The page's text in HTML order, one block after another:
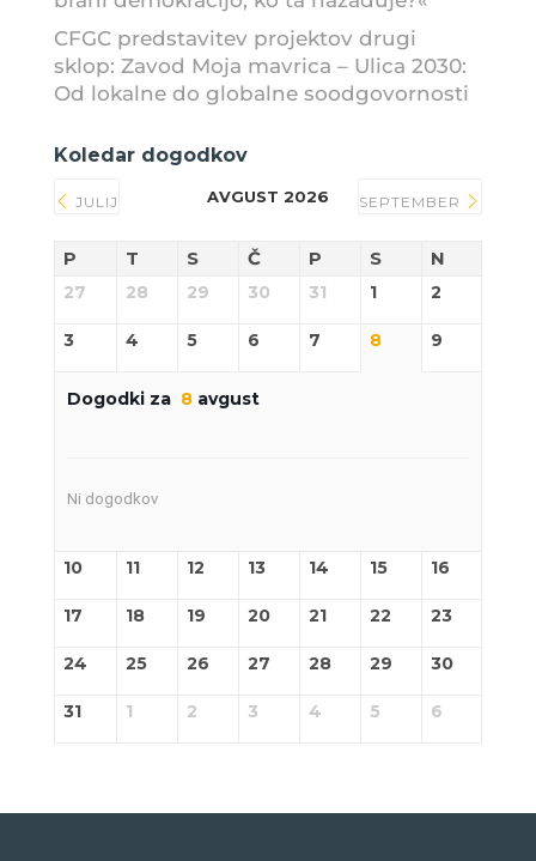
CFGC predstavitev projektov drugi
sklop: Zavod Moja mavrica – Ulica 2030:
Od lokalne do globalne soodgovornosti
Koledar dogodkov
JULIJ AVGUST 2026 SEPTEMBER
P T S Č P S N
27 28 29 30 31 1 2
3 4 5 6 7 8 9
Dogodki za 8avgust
Ni dogodkov
10 11 12 13 14 15 16
17 18 19 20 21 22 23
24 25 26 27 28 29 30
31 1 2 3 4 5 6